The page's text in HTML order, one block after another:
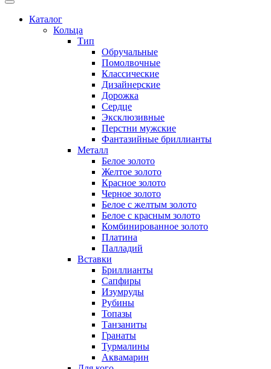
Каталог
Кольца
Тип
Обручальные
Помолвочные
Классические
Дизайнерские
Дорожка
Сердце
Эксклюзивные
Перстни мужские
Фантазийные бриллианты
Металл
Белое золото
Желтое золото
Красное золото
Черное золото
Белое с желтым золото
Белое с красным золото
Комбинированное золото
Платина
Палладий
Вставки
Бриллианты
Сапфиры
Изумруды
Рубины
Топазы
Танзаниты
Гранаты
Турмалины
Аквамарин